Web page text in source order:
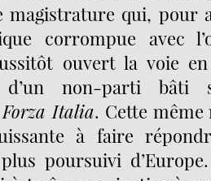
magistrature qui, pour
corrompue avec
ouvert la voie en
d’un non-parti bâti
Forza Italia. Cette
à faire
poursuivi